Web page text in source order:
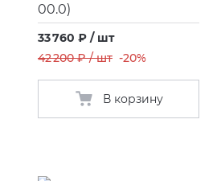
00.0)
33 760 ₽ / шт
42 200 ₽ / шт -20%
В корзину